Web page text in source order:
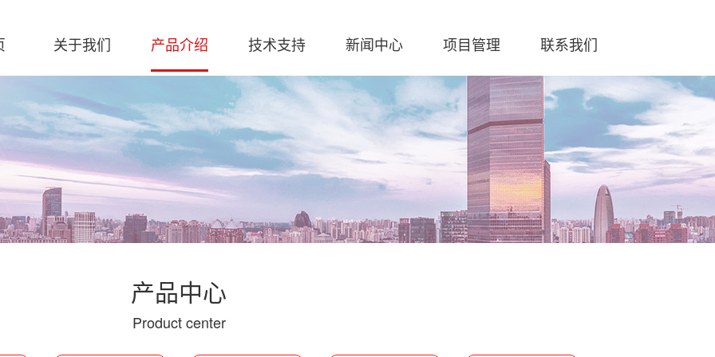
关于我们 产品介绍 技术支持
软件下载 解决方案 服务热线
新闻中心
创华捷报 行业动态
项目管理 联系我们
产品中心
Product center